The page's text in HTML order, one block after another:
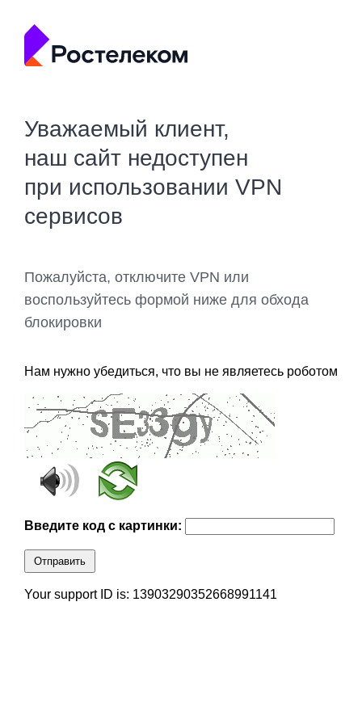
Уважаемый клиент,
наш сайт недоступен
при использовании VPN
сервисов
Пожалуйста, отключите VPN или
воспользуйтесь формой ниже для обхода
блокировки
Нам нужно убедиться, что вы не являетесь роботом
Введите код с картинки:
Отправить
Your support ID is: 13903290352668991141